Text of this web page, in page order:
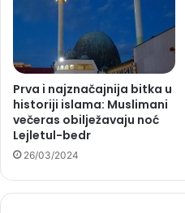
Prva i najznačajnija bitka u
historiji islama: Muslimani
večeras obilježavaju noć
Lejletul-bedr
26/03/2024